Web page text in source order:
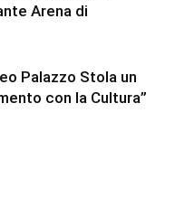
Arena di
Palazzo Stola un
con la Cultura”